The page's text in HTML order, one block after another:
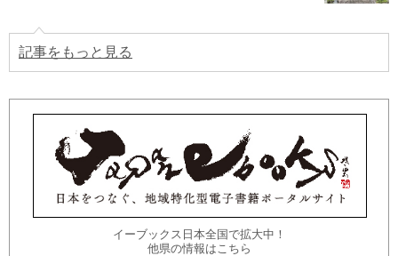
記事をもっと見る
イーブックス日本全国で拡大中！
他県の情報はこちら